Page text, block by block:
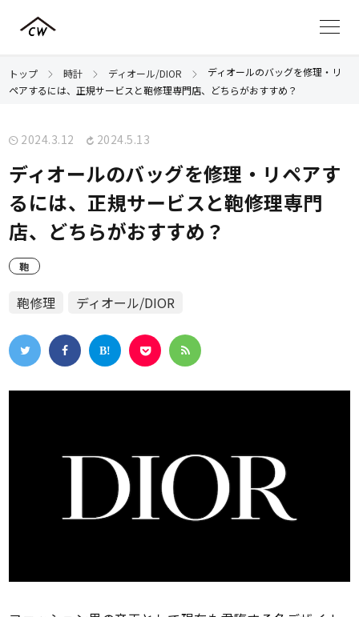
トップ 時計 ディオール/DIOR
ディオールのバッグを修理・リ
ペアするには、正規サービスと鞄修理専門店、どちらがおすすめ？
2024.3.12 2024.5.13
ディオールのバッグを修理・リペアす
るには、正規サービスと鞄修理専門
店、どちらがおすすめ？
鞄
鞄修理 ディオール/DIOR